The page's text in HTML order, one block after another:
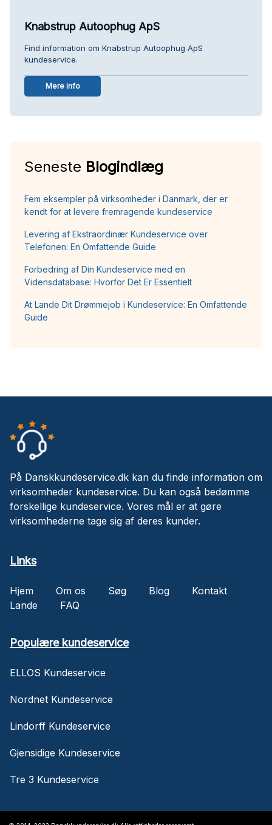
Knabstrup Autoophug ApS
Find information om Knabstrup Autoophug ApS
kundeservice.
Mere info
Seneste Blogindlæg
Fem eksempler på virksomheder i Danmark, der er
kendt for at levere fremragende kundeservice
Levering af Ekstraordinær Kundeservice over
Telefonen: En Omfattende Guide
Forbedring af Din Kundeservice med en
Vidensdatabase: Hvorfor Det Er Essentielt
At Lande Dit Drømmejob i Kundeservice: En Omfattende
Guide
På Danskkundeservice.dk kan du finde information om
virksomheder kundeservice. Du kan også bedømme
forskellige kundeservice. Vores mål er at gøre
virksomhederne tage sig af deres kunder.
Links
Hjem Om os Søg Blog
Kontakt
Lande
FAQ
Populære kundeservice
ELLOS Kundeservice
Nordnet Kundeservice
Lindorff Kundeservice
Gjensidige Kundeservice
Tre 3 Kundeservice